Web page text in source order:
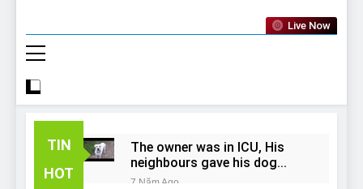
Live Now
TIN
HOT
The owner was in ICU, His
neighbours gave his dog
away!
7 Năm Ago